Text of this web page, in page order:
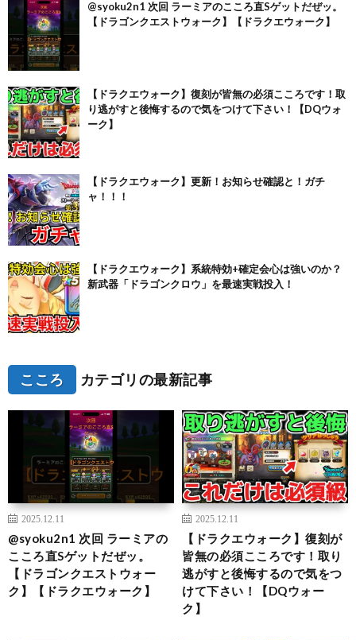
@syoku2n1 次回 ラーミアのこころ直Sゲットだぜッ。
【ドラゴンクエストウォーク】【ドラクエウォーク】
【ドラクエウォーク】復刻が皆無の必須こころです！取
り逃がすと後悔するので気をつけて下さい！【DQウォ
ーク】
【ドラクエウォーク】更新！お知らせ確認と！ガチ
ャ！！！
【ドラクエウォーク】系統特効+確定会心は強いのか？
新武器「ドラゴンクロウ」を最速実戦投入！
こころ カテゴリの最新記事
2025.12.11
@syoku2n1 次回 ラーミアの
こころ直Sゲットだぜッ。
【ドラゴンクエストウォー
ク】【ドラクエウォーク】
2025.12.11
【ドラクエウォーク】復刻が
皆無の必須こころです！取り
逃がすと後悔するので気をつ
けて下さい！【DQウォー
ク】